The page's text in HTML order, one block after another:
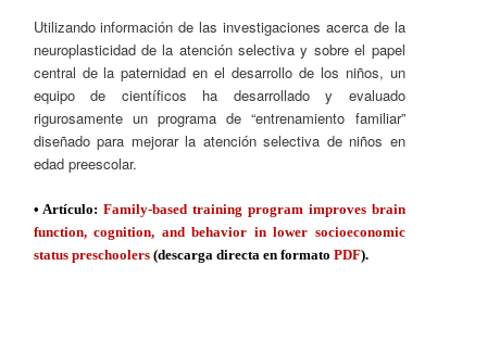
Utilizando información de las investigaciones acerca de la
neuroplasticidad de la atención selectiva y sobre el papel
central de la paternidad en el desarrollo de los niños, un
equipo de científicos ha desarrollado y evaluado
rigurosamente un programa de “entrenamiento familiar”
diseñado para mejorar la atención selectiva de niños en
edad preescolar.
• Artículo:Family-based training program improves brain
function, cognition, and behavior in lower socioeconomic
status preschoolers(descarga directa en formato PDF).